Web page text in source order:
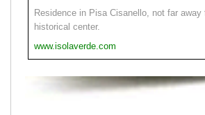
Residence in Pisa Cisanello, not far
historical center.
www.isolaverde.com